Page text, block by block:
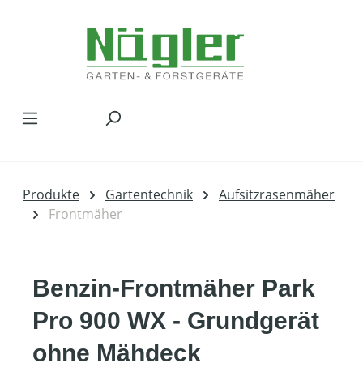
Produkte Gartentechnik
Aufsitzrasenmäher
Frontmäher
Benzin-Frontmäher Park
Pro 900 WX - Grundgerät
ohne Mähdeck